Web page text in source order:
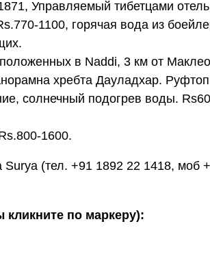
Управляемый тибетцами
1100, горячая вода из
в Naddi, 3 км от
хребта Дауладхар.
солнечный подогрев воды.
1600.
(тел. +91 1892 22 1418, моб
кликните по маркеру):